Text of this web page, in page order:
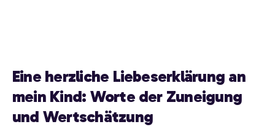
Eine herzliche Liebeserklärung an
mein Kind: Worte der Zuneigung
und Wertschätzung